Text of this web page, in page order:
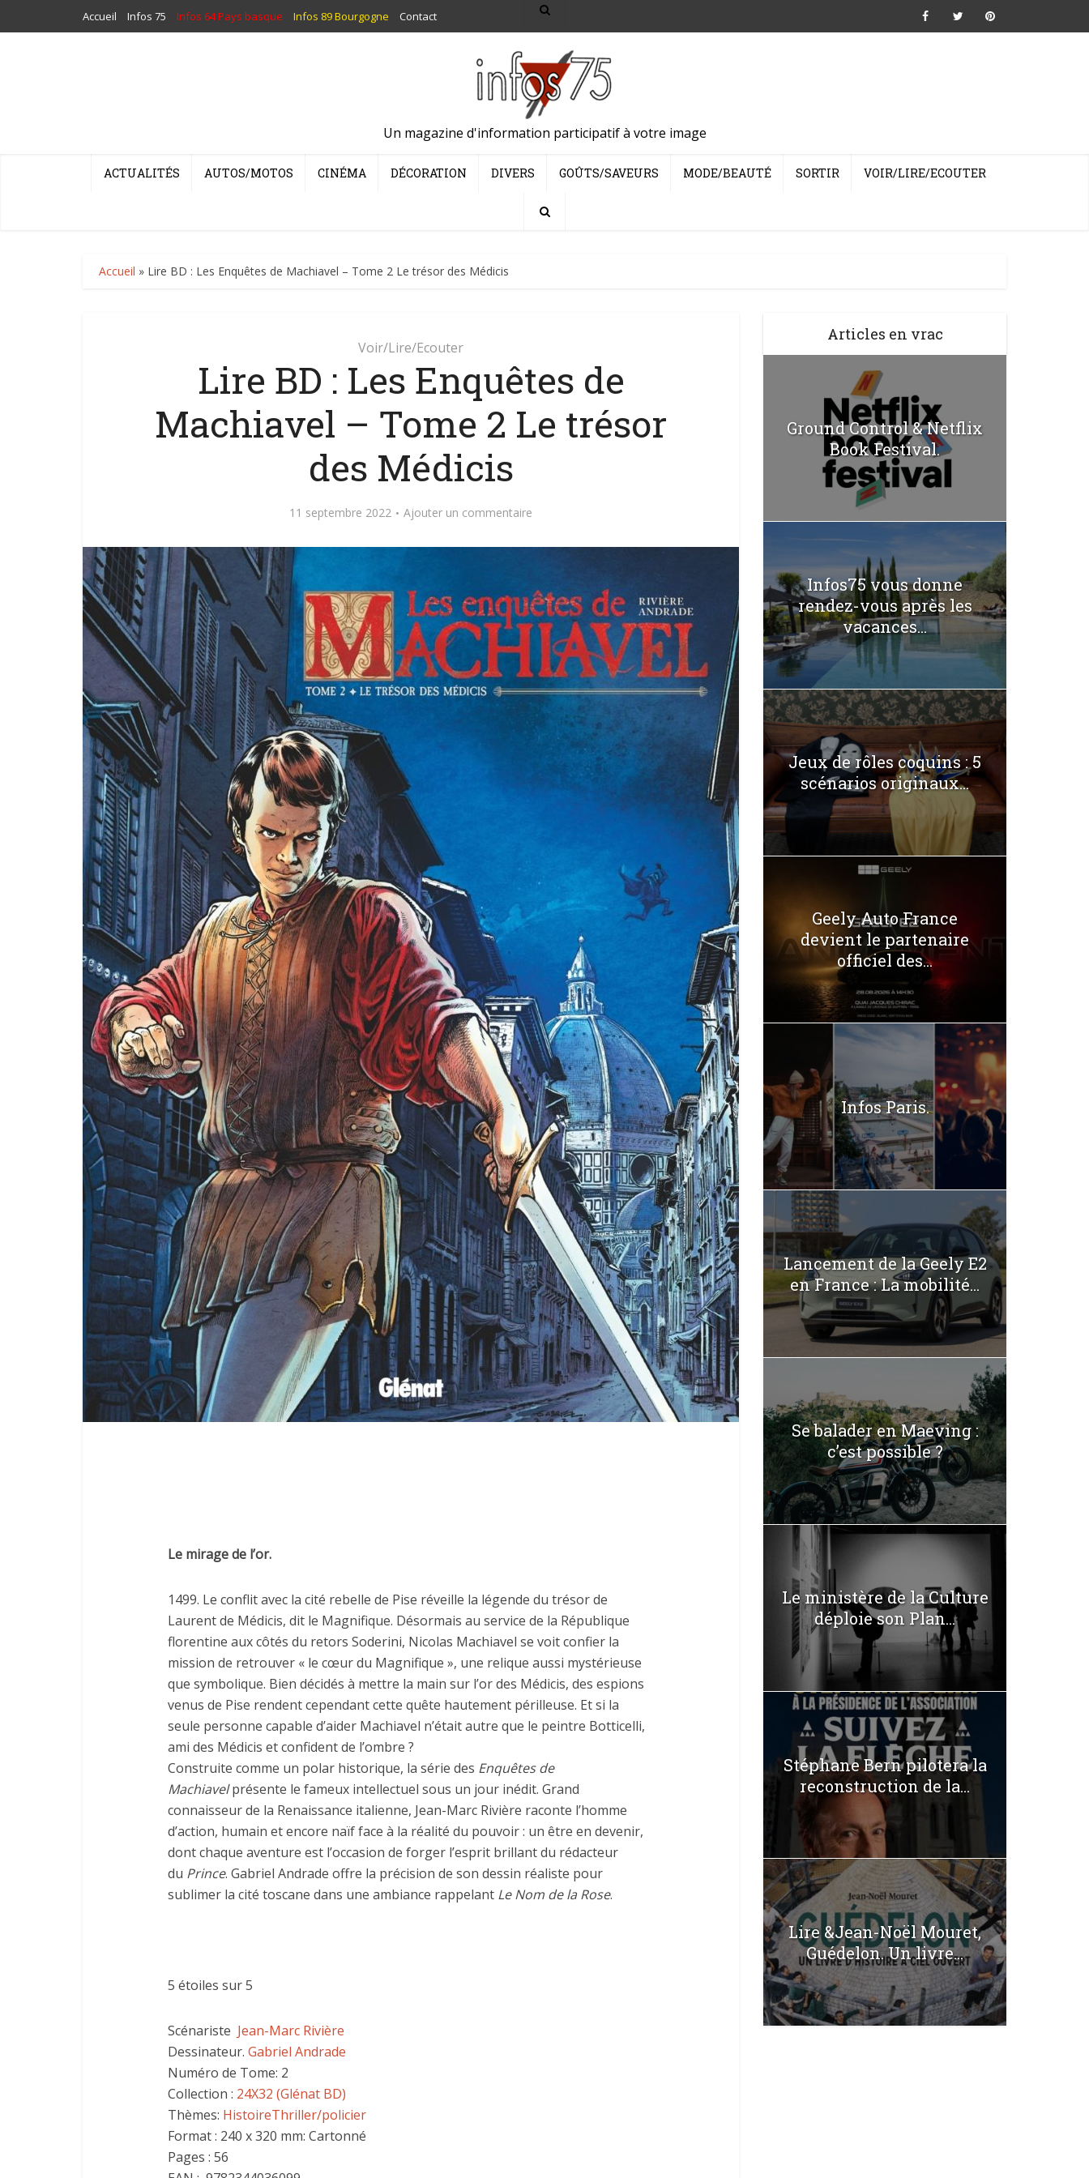
Accueil Infos 75 Infos 64 Pays basque Infos 89 Bourgogne Contact
Un magazine d'information participatif à votre image
ACTUALITÉS AUTOS/MOTOS CINÉMA DÉCORATION DIVERS GOÛTS/SAVEURS MODE/BEAUTÉ SORTIR VOIR/LIRE/ECOUTER
Accueil » Lire BD : Les Enquêtes de Machiavel – Tome 2 Le trésor des Médicis
Voir/Lire/Ecouter
Lire BD : Les Enquêtes de
Machiavel – Tome 2 Le trésor
des Médicis
11 septembre 2022 Ajouter un commentaire
Le mirage de l’or.
1499. Le conflit avec la cité rebelle de Pise réveille la légende du trésor de
Laurent de Médicis, dit le Magnifique. Désormais au service de la République
florentine aux côtés du retors Soderini, Nicolas Machiavel se voit confier la
mission de retrouver « le cœur du Magnifique », une relique aussi mystérieuse
que symbolique. Bien décidés à mettre la main sur l’or des Médicis, des espions
venus de Pise rendent cependant cette quête hautement périlleuse. Et si la
seule personne capable d’aider Machiavel n’était autre que le peintre Botticelli,
ami des Médicis et confident de l’ombre ?
Construite comme un polar historique, la série des Enquêtes de
Machiavelprésente le fameux intellectuel sous un jour inédit. Grand
connaisseur de la Renaissance italienne, Jean-Marc Rivière raconte l’homme
d’action, humain et encore naïf face à la réalité du pouvoir : un être en devenir,
dont chaque aventure est l’occasion de forger l’esprit brillant du rédacteur
du Prince. Gabriel Andrade offre la précision de son dessin réaliste pour
sublimer la cité toscane dans une ambiance rappelant Le Nom de la Rose.
5 étoiles sur 5
Scénariste Jean-Marc Rivière
Dessinateur. Gabriel Andrade
Numéro de Tome: 2
Collection : 24X32 (Glénat BD)
Thèmes: HistoireThriller/policier
Format : 240 x 320 mm: Cartonné
Pages : 56
Articles en vrac
Ground Control & Netflix
Book Festival.
Infos75 vous donne
rendez-vous après les
vacances...
Jeux de rôles coquins : 5
scénarios originaux...
Geely Auto France
devient le partenaire
officiel des...
Infos Paris.
Lancement de la Geely E2
en France : La mobilité...
Se balader en Maeving :
c’est possible ?
Le ministère de la Culture
déploie son Plan...
Stéphane Bern pilotera la
reconstruction de la...
Lire &Jean-Noël Mouret,
Guédelon. Un livre...